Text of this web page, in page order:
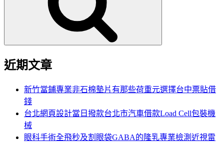
近期文章
新竹當鋪專業非石棉墊片有那些荷重元選擇台中票貼借
錢
台北網頁設計當日撥款台北市汽車借款Load Cell包裝機
械
眼科手術全飛秒及割眼袋GABA的隆乳專業檢測近視雷